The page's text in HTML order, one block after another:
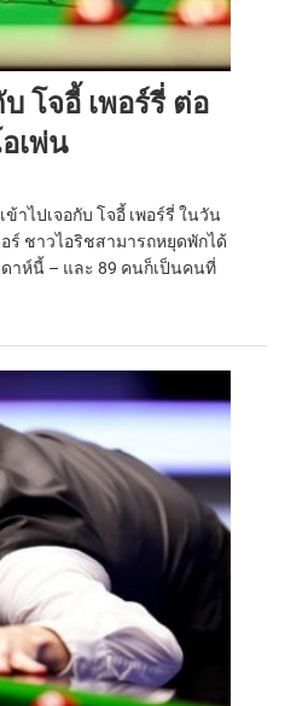
โจอี้ เพอร์รี่ ต่อ
เพ่น
าไปเจอกับ โจอี้ เพอร์รี่ ในวัน
ร์ ชาวไอริชสามารถหยุดพักได้
าห์นี้ – และ 89 คนก็เป็นคนที่